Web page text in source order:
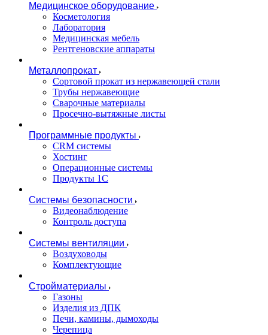
Медицинское оборудование
Косметология
Лаборатория
Медицинская мебель
Рентгеновские аппараты
Металлопрокат
Сортовой прокат из нержавеющей стали
Трубы нержавеющие
Сварочные материалы
Просечно-вытяжные листы
Программные продукты
CRM системы
Хостинг
Операционные системы
Продукты 1С
Системы безопасности
Видеонаблюдение
Контроль доступа
Системы вентиляции
Воздуховоды
Комплектующие
Стройматериалы
Газоны
Изделия из ДПК
Печи, камины, дымоходы
Черепица